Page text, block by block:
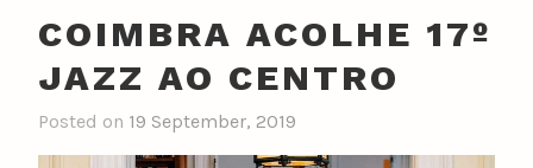
COIMBRA ACOLHE 17º
JAZZ AO CENTRO
Posted on 19 September, 2019
y